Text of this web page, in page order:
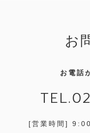
お
お電話
[営業時間]